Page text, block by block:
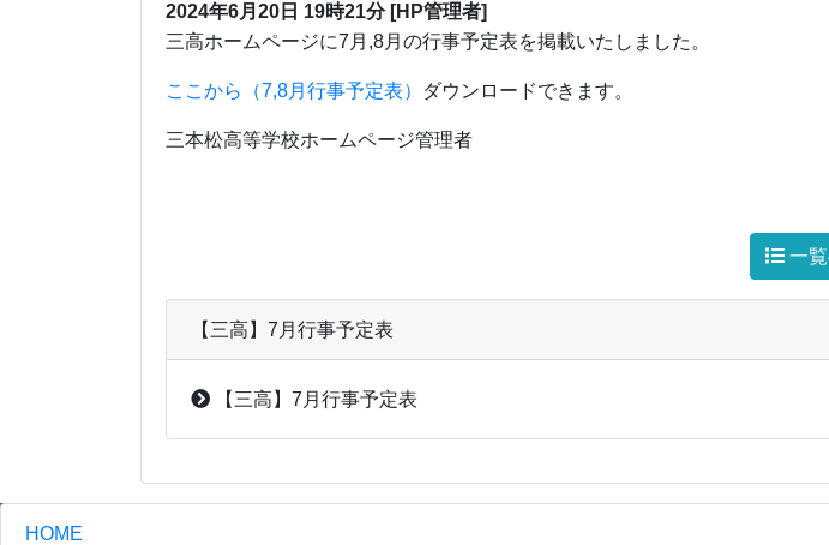
2024年6月20日 19時21分 [HP管理者]
三高ホームページに7月,8月の行事予定表を掲載いたしました。
ここから（7,8月行事予定表） ダウンロードできます。
三本松高等学校ホームページ管理者
一
【三高】7月行事予定表
【三高】7月行事予定表
HOME